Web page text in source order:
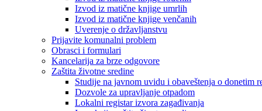
Izvod iz matične knjige umrlih
Izvod iz matične knjige venčanih
Uverenje o državljanstvu
Prijavite komunalni problem
Obrasci i formulari
Kancelarija za brze odgovore
Zaštita životne sredine
Studije na javnom uvidu i obaveštenja o donetim
Dozvole za upravljanje otpadom
Lokalni registar izvora zagađivanja